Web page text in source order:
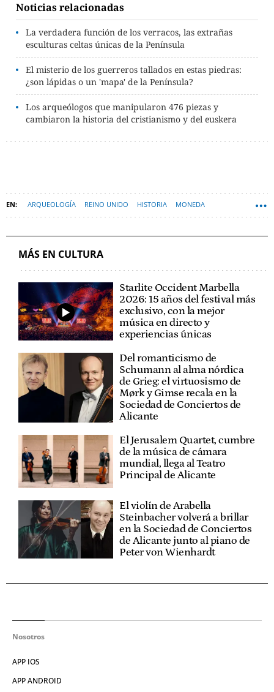
Noticias relacionadas
La verdadera función de los verracos, las extrañas
esculturas celtas únicas de la Península
El misterio de los guerreros tallados en estas piedras:
¿son lápidas o un 'mapa' de la Península?
Los arqueólogos que manipularon 476 piezas y
cambiaron la historia del cristianismo y del euskera
ARQUEOLOGÍA REINO UNIDO HISTORIA MONEDA
MÁS EN CULTURA
Starlite Occident Marbella
2026: 15 años del festival más
exclusivo, con la mejor
música en directo y
experiencias únicas
Del romanticismo de
Schumann al alma nórdica
de Grieg: el virtuosismo de
Mørk y Gimse recala en la
Sociedad de Conciertos de
Alicante
El Jerusalem Quartet, cumbre
de la música de cámara
mundial, llega al Teatro
Principal de Alicante
El violín de Arabella
Steinbacher volverá a brillar
en la Sociedad de Conciertos
de Alicante junto al piano de
Peter von Wienhardt
Nosotros
APP IOS
APP ANDROID